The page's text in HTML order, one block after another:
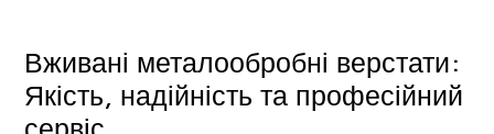
Вживані металообробні верстати:
Якість, надійність та професійний